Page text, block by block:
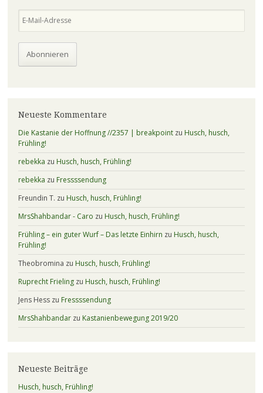
Abonnieren
Neueste Kommentare
Die Kastanie der Hoffnung //2357 | breakpointzu Husch, husch,
Frühling!
rebekka zu Husch, husch, Frühling!
rebekka zu Fressssendung
Freundin T. zu Husch, husch, Frühling!
MrsShahbandar - Caro zu Husch, husch, Frühling!
Frühling – ein guter Wurf – Das letzte Einhirn zu Husch, husch,
Frühling!
Theobromina zu Husch, husch, Frühling!
Ruprecht Frielingzu Husch, husch, Frühling!
Jens Hesszu Fressssendung
MrsShahbandarzu Kastanienbewegung 2019/20
Neueste Beiträge
Husch, husch, Frühling!